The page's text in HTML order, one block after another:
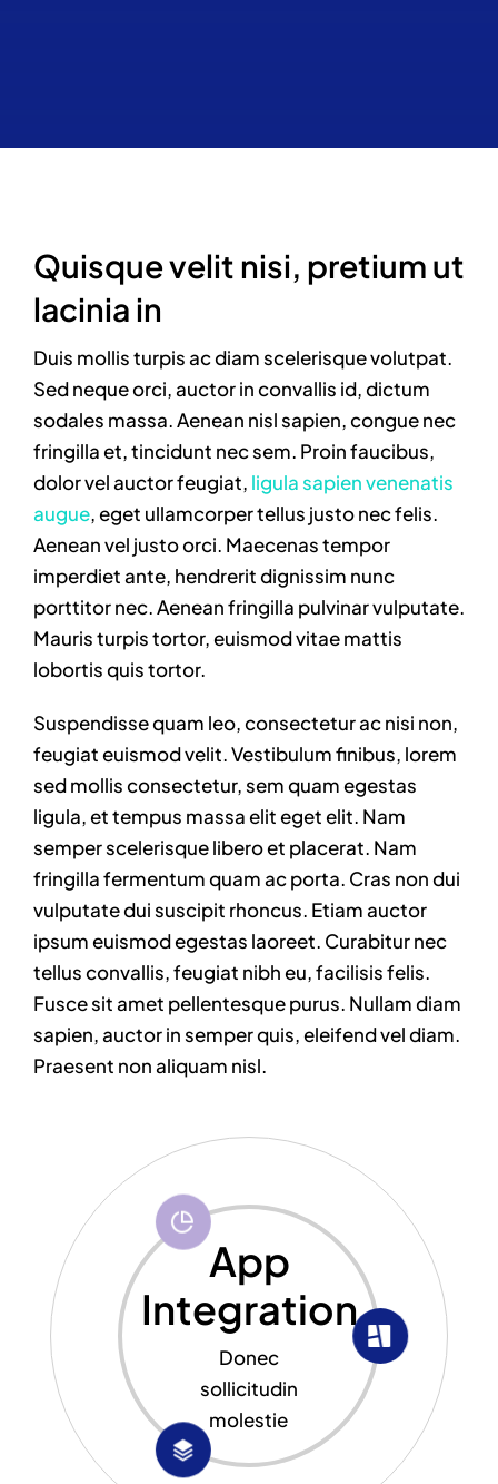
Quisque velit nisi, pretium ut
lacinia in
Duis mollis turpis ac diam scelerisque volutpat.
Sed neque orci, auctor in convallis id, dictum
sodales massa. Aenean nisl sapien, congue nec
fringilla et, tincidunt nec sem. Proin faucibus,
dolor vel auctor feugiat, ligula sapien venenatis
augue, eget ullamcorper tellus justo nec felis.
Aenean vel justo orci. Maecenas tempor
imperdiet ante, hendrerit dignissim nunc
porttitor nec. Aenean fringilla pulvinar vulputate.
Mauris turpis tortor, euismod vitae mattis
lobortis quis tortor.
Suspendisse quam leo, consectetur ac nisi non,
feugiat euismod velit. Vestibulum finibus, lorem
sed mollis consectetur, sem quam egestas
ligula, et tempus massa elit eget elit. Nam
semper scelerisque libero et placerat. Nam
fringilla fermentum quam ac porta. Cras non dui
vulputate dui suscipit rhoncus. Etiam auctor
ipsum euismod egestas laoreet. Curabitur nec
tellus convallis, feugiat nibh eu, facilisis felis.
Fusce sit amet pellentesque purus. Nullam diam
sapien, auctor in semper quis, eleifend vel diam.
Praesent non aliquam nisl.
App
Integration
Donec
sollicitudin
molestie